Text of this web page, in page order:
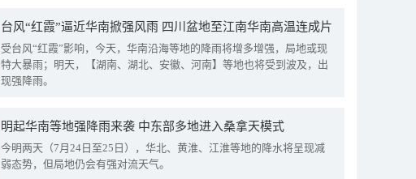
台风“红霞”逼近华南掀强风雨 四川盆地至江南华南高温连成片
受台风“红霞”影响，今天，华南沿海等地的降雨将增多增强，局地或现
特大暴雨；明天，【湖南、湖北、安徽、河南】等地也将受到波及，出
现强降雨。
明起华南等地强降雨来袭 中东部多地进入桑拿天模式
今明两天（7月24日至25日），华北、黄淮、江淮等地的降水将呈现减
弱态势，但局地仍会有强对流天气。